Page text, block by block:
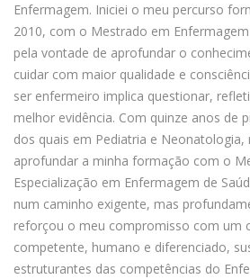
Enfermagem. Iniciei o meu percurso
2010, com o Mestrado em
pela vontade de aprofundar o
cuidar com maior qualidade e
ser enfermeiro implica questionar,
melhor evidência. Com quinze anos de
dos quais em Pediatria e Neonatologia,
aprofundar a minha formação com o
Especialização em Enfermagem de
num caminho exigente, mas
reforçou o meu compromisso com um
competente, humano e diferenciado,
estruturantes das competências do